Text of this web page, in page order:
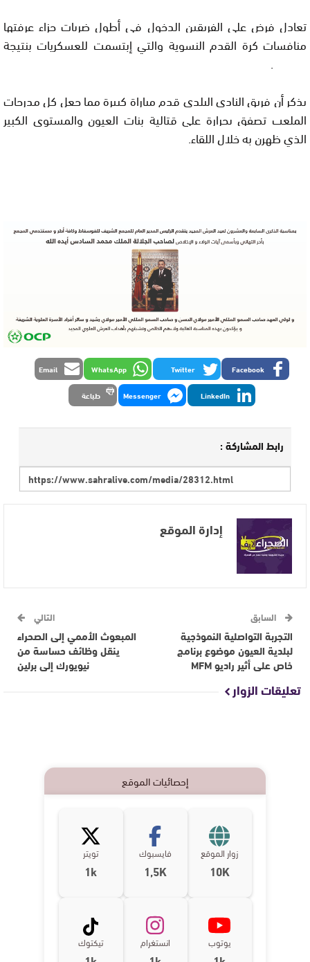
تعادل فرض على الفريقين الدخول في أطول ضربات جزاء عرفتها
منافسات كرة القدم النسوية والتي إبتسمت للعسكريات بنتيجة
يذكر أن فريق النادي البلدي قدم مباراة كبيرة مما جعل كل مدرجات
الملعب تصفق بحرارة على قتالية بنات العيون والمستوى الكبير
الذي ظهرن به خلال اللقاء.
Facebook
Twitter
WhatsApp
Email
LinkedIn
Messenger طباعة
رابط المشاركة :
إدارة الموقع
السابق
التجربة التواصلية النموذجية
لبلدية العيون موضوع برنامج
خاص على أثير راديو MFM
التالي
المبعوث الأممي إلى الصحراء
ينقل وظائف حساسة من
نيويورك إلى برلين
تعليقات الزوار
إحصائيات الموقع
زوار الموقع
10K
فايسبوك
1,5K
تويتر
1k
يوتوب انستغرام تيكتوك